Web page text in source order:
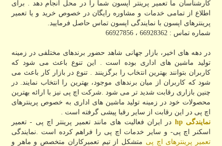
کارشناسان ما تعمیر پرینتر اپسون شما را در محل انجام دهد . برای
اطلاع از تمامی خدمات و مشاوره رایگان در خصوص خرید و یا تعمیر
پرینترهای اپسون با نمایندگی اپسون تماس حاصل فرمایید.
شماره تماس : 66928362 ، 66927856
در دهه های اخیر، بازار جهانی شاهد حضور برندهای مختلفی در زمینه
تولید ماشین های اداری بوده است . این تنوع باعث می شود که
کاربران بتوانند بهترین انتخاب را برگزینند . تنوع در بازار کار باعث می
شود که کاربران از میان برندهای موجود، بهترین را انتخاب نمایند. در
چنین بازاری رقابت شدید تر می شود .شرکت اچ پی نیز با ارائه بهترین
محصولات خود در زمینه تولید ماشین های اداری به خصوص پرینترهای
اچ پی در این رقابت از سایر رقبا پیشی گرفته است .
نمایندگیhp در ایران فعالیت های مانند تعمیر پرینتر اچ پی - تعمیر
اسکنر اچ پی- و سایر خدمات اچ پی را فراهم کرده است .نمایندگی
تعمیر پرینترهای اچ پی متشکل از تیم تعمیرکاران متخصص و ماهر و